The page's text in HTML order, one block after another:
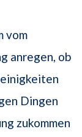
vom
anregen, ob
Dingen
zukommen